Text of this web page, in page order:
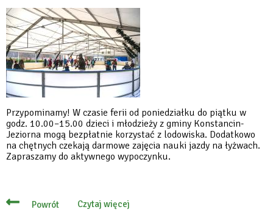
w
Trójce
Przypominamy! W czasie ferii od poniedziałku do piątku w
godz. 10.00–15.00 dzieci i młodzieży z gminy Konstancin-
Jeziorna mogą bezpłatnie korzystać z lodowiska. Dodatkowo
na chętnych czekają darmowe zajęcia nauki jazdy na łyżwach.
Zapraszamy do aktywnego wypoczynku.
Powrót Czytaj więcej
o